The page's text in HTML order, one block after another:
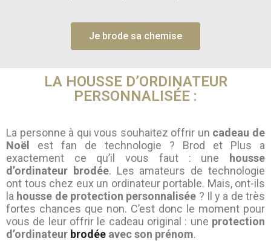
Je brode sa chemise
LA HOUSSE D’ORDINATEUR
PERSONNALISÉE :
La personne à qui vous souhaitez offrir un cadeau de
Noël
est fan de technologie ? Brod et Plus a
exactement ce qu’il vous faut : une
housse
d’ordinateur brodée. Les amateurs de technologie
ont tous chez eux un ordinateur portable. Mais, ont-ils
la housse de protection personnalisée ? Il y a de très
fortes chances que non. C’est donc le moment pour
vous de leur offrir le cadeau original : une protection
d’ordinateur brodée avec son prénom.